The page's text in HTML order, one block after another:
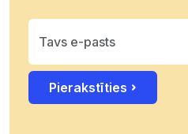
Pierakstīties